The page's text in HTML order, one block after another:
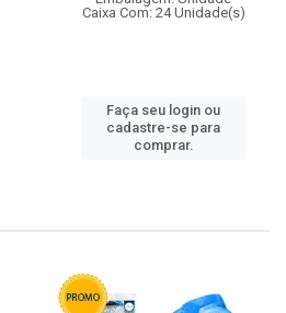
Caixa Com: 24 Unidade(s)
Faça seu login ou
cadastre-se para
comprar.